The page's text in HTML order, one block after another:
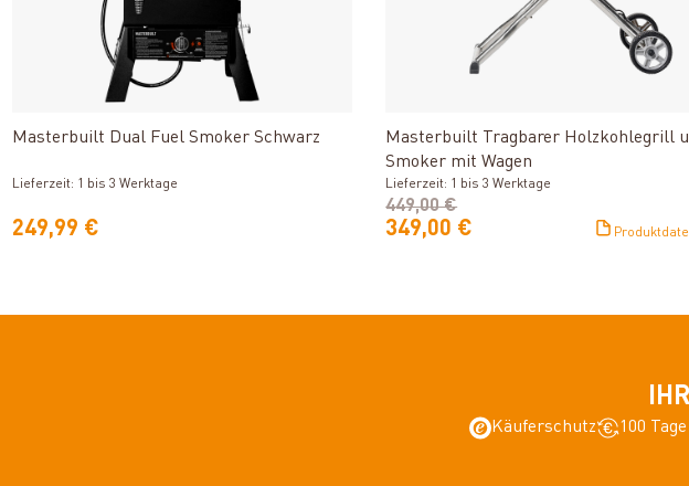
Produkt ansehen
Masterbuilt Dual Fuel Smoker Schwarz
Lieferzeit: 1 bis 3 Werktage
249,99 €
Masterbuilt Tragbarer Holzkohlegrill
Smoker mit Wagen
Lieferzeit: 1 bis 3 Werktage
349,00 €
449,00 €
Käuferschutz 100